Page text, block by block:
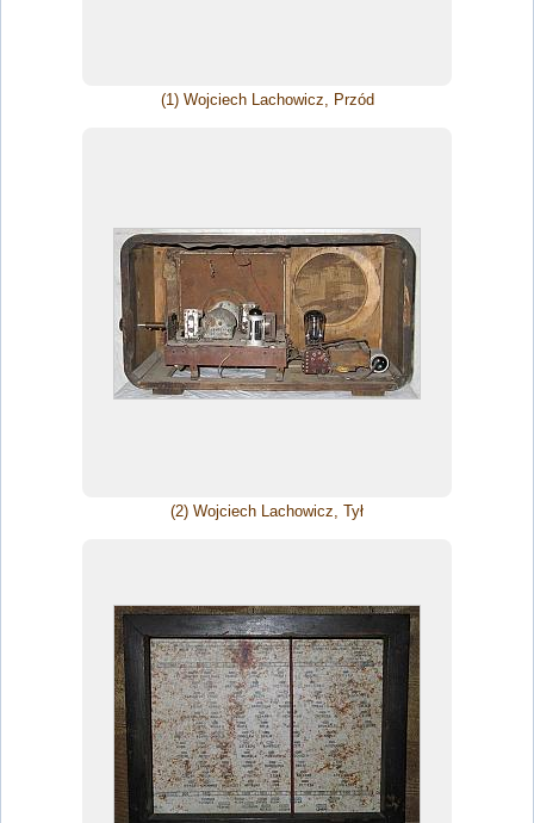
(1) Wojciech Lachowicz, Przód
(2) Wojciech Lachowicz, Tył